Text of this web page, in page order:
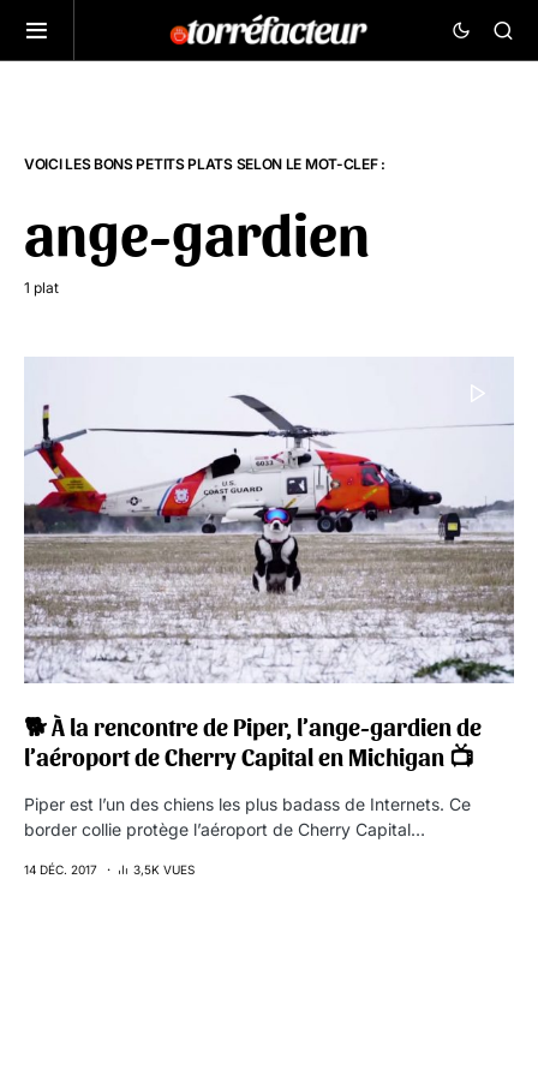
VOICI LES BONS PETITS PLATS SELON LE MOT-CLEF :
ange-gardien
1 plat
🐕 À la rencontre de Piper, l’ange-gardien de
l’aéroport de Cherry Capital en Michigan 📺
Piper est l’un des chiens les plus badass de Internets. Ce
border collie protège l’aéroport de Cherry Capital…
14 DÉC. 2017 3,5K VUES